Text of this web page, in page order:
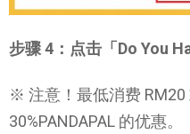
步骤 4：点击「Do You
※ 注意！最低消费
30%PANDAPAL 的优惠。